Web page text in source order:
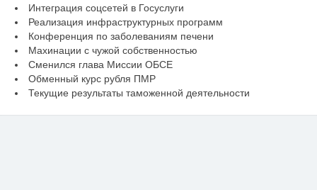
Интеграция соцсетей в Госуслуги
Реализация инфраструктурных программ
Конференция по заболеваниям печени
Махинации с чужой собственностью
Сменился глава Миссии ОБСЕ
Обменный курс рубля ПМР
Текущие результаты таможенной деятельности